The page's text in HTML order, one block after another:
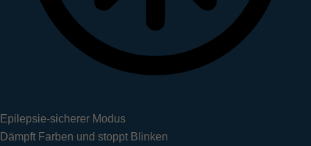
Epilepsie-sicherer Modus
Dämpft Farben und stoppt Blinken